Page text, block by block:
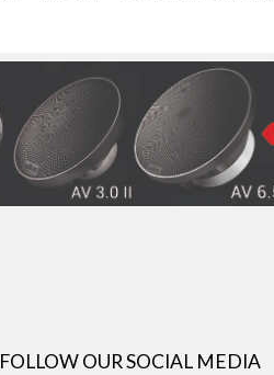
FOLLOW OUR SOCIAL MEDIA